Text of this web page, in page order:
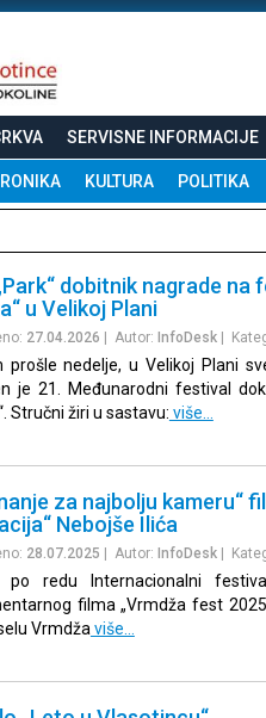
SERVISNE INFORMACIJE
KULTURA POLITIKA
dobitnik nagrade na
u Velikoj Plani
27.04.2026 | Autor: InfoDesk|
prošle nedelje, u Velikoj Plani
je 21. Međunarodni festival
Stručni žiri u sastavu: više…
za najbolju kameru“
Nebojše Ilića
28.07.2025 | Autor: InfoDesk|
po redu Internacionalni
filma „Vrmdža fest
Vrmdža više…